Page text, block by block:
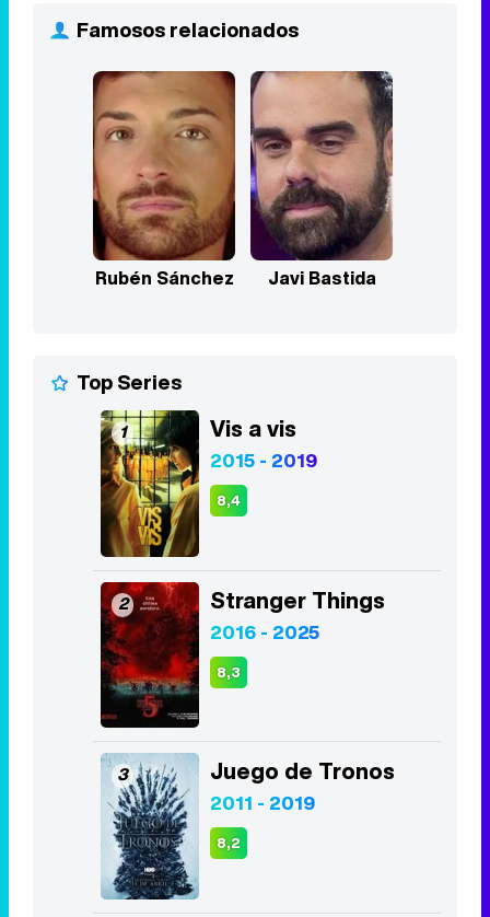
Famosos relacionados
Rubén Sánchez Javi Bastida
Top Series
1 Vis a vis
2015 - 2019
8,4
2 Stranger Things
2016 - 2025
8,3
3 Juego de Tronos
2011 - 2019
8,2